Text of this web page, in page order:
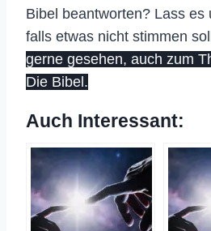
Bibel beantworten? Lass es
falls etwas nicht stimmen
gerne gesehen, auch zum
Die Bibel.
Auch Interessant: